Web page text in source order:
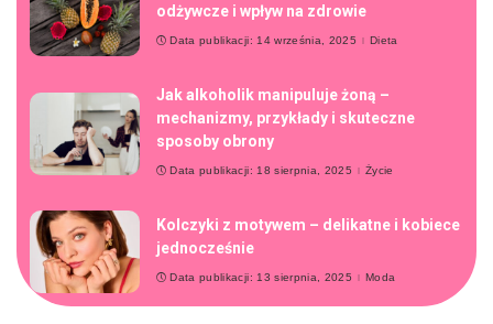
odżywcze i wpływ na zdrowie
Data publikacji: 14 września, 2025 Dieta
Jak alkoholik manipuluje żoną –
mechanizmy, przykłady i skuteczne
sposoby obrony
Data publikacji: 18 sierpnia, 2025 Życie
Kolczyki z motywem – delikatne i kobiece
jednocześnie
Data publikacji: 13 sierpnia, 2025 Moda